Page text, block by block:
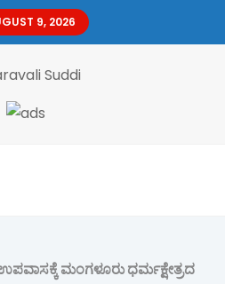
9, 2026
ಉಪವಾಸಕ್ಕೆ ಮಂಗಳೂರು ಧರ್ಮಕ್ಷೇತ್ರದ